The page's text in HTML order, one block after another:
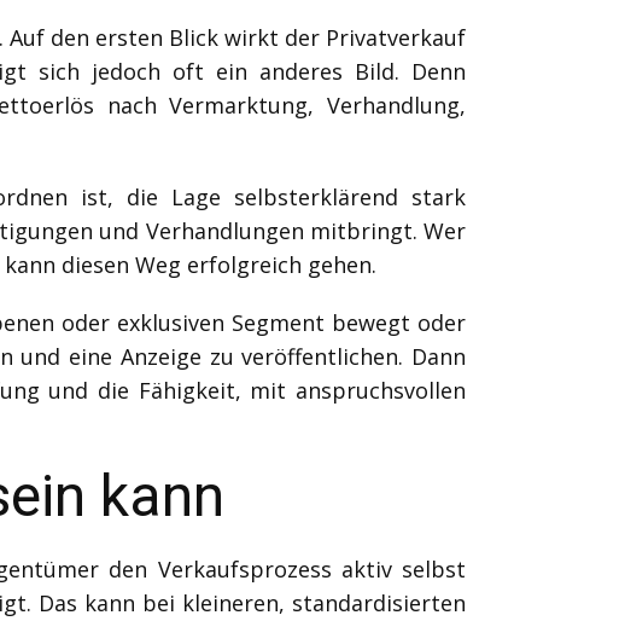
Auf den ersten Blick wirkt der Privatverkauf
sich jedoch oft ein anderes Bild. Denn
nach Vermarktung, Verhandlung,
ist, die Lage selbsterklärend stark
und Verhandlungen mitbringt. Wer
diesen Weg erfolgreich gehen.
oder exklusiven Segment bewegt oder
eine Anzeige zu veröffentlichen. Dann
und die Fähigkeit, mit anspruchsvollen
kann
den Verkaufsprozess aktiv selbst
Das kann bei kleineren, standardisierten